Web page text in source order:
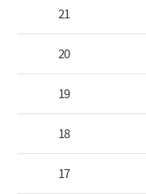
21
20
19
18
17